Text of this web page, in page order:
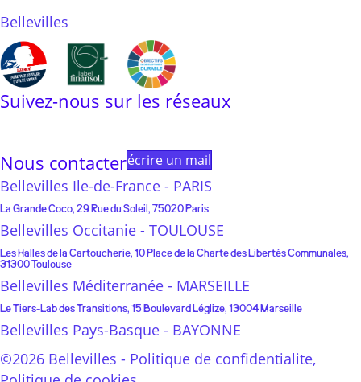
Bellevilles
Suivez-nous sur les réseaux
Nous contacterécrire un mail
Bellevilles Ile-de-France - PARIS
La Grande Coco, 29 Rue du Soleil, 75020 Paris
Bellevilles Occitanie - TOULOUSE
Les Halles de la Cartoucherie, 10 Place de la Charte des Libertés Communales,
31300 Toulouse
Bellevilles Méditerranée - MARSEILLE
Le Tiers-Lab des Transitions, 15 Boulevard Léglize, 13004 Marseille
Bellevilles Pays-Basque - BAYONNE
©2026 Bellevilles - Politique de confidentialite,